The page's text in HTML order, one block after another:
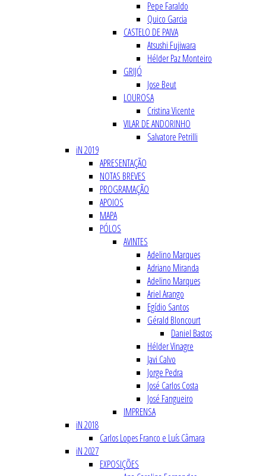
Pepe Faraldo
Quico Garcia
CASTELO DE PAIVA
Atsushi Fujiwara
Hélder Paz Monteiro
GRIJÓ
Jose Beut
LOUROSA
Cristina Vicente
VILAR DE ANDORINHO
Salvatore Petrilli
iN 2019
APRESENTAÇÃO
NOTAS BREVES
PROGRAMAÇÃO
APOIOS
MAPA
PÓLOS
AVINTES
Adelino Marques
Adriano Miranda
Adelino Marques
Ariel Arango
Egídio Santos
Gérald Bloncourt
Daniel Bastos
Hélder Vinagre
Javi Calvo
Jorge Pedra
José Carlos Costa
José Fangueiro
IMPRENSA
iN 2018
Carlos Lopes Franco e Luís Câmara
iN 2027
EXPOSIÇÕES